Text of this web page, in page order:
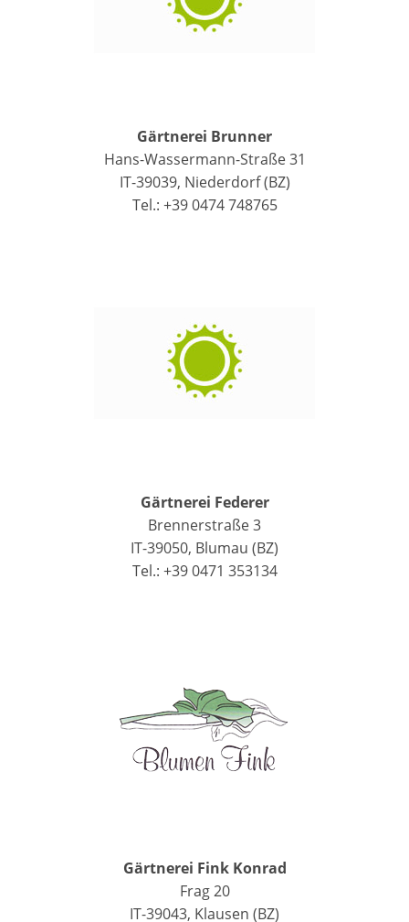
Gärtnerei Brunner
Hans-Wassermann-Straße 31
IT-39039, Niederdorf (BZ)
Tel.: +39 0474 748765
Gärtnerei Federer
Brennerstraße 3
IT-39050, Blumau (BZ)
Tel.: +39 0471 353134
Gärtnerei Fink Konrad
Frag 20
IT-39043, Klausen (BZ)